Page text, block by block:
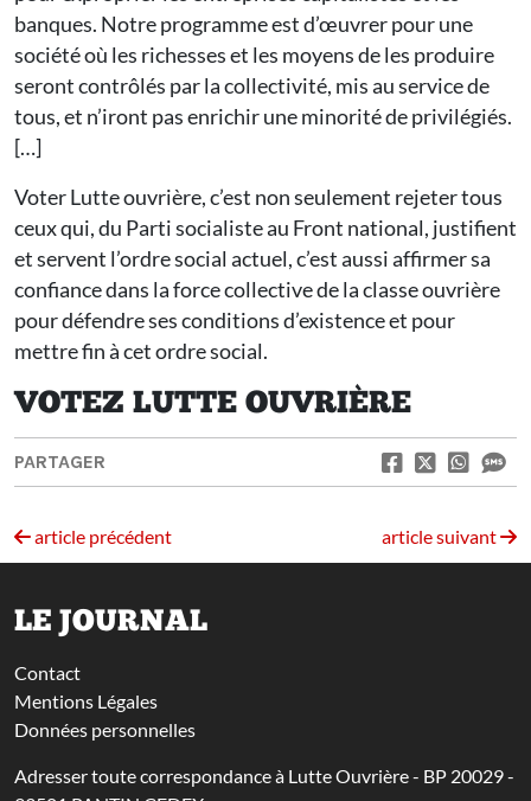
banques. Notre programme est d’œuvrer pour une
société où les richesses et les moyens de les produire
seront contrôlés par la collectivité, mis au service de
tous, et n’iront pas enrichir une minorité de privilégiés.
[…]
Voter Lutte ouvrière, c’est non seulement rejeter tous
ceux qui, du Parti socialiste au Front national, justifient
et servent l’ordre social actuel, c’est aussi affirmer sa
confiance dans la force collective de la classe ouvrière
pour défendre ses conditions d’existence et pour
mettre fin à cet ordre social.
VOTEZ LUTTE OUVRIÈRE
PARTAGER
article précédent article suivant
LE JOURNAL
Contact
Mentions Légales
Données personnelles
Adresser toute correspondance à Lutte Ouvrière - BP 20029 -